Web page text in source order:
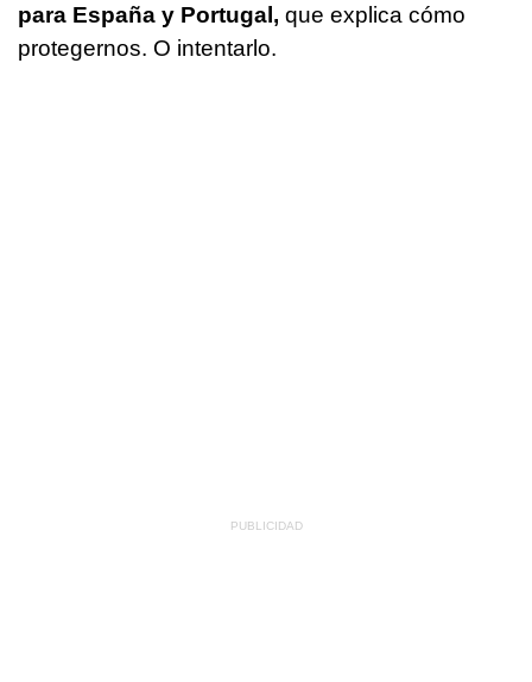
para España y Portugal, que explica cómo
protegernos. O intentarlo.